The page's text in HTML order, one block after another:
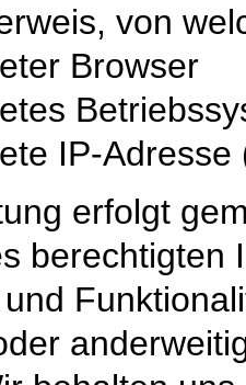
von
Browser
IP-
erfolgt
berechtigten